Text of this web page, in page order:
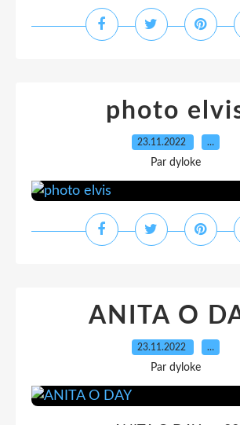
photo
23.11.2022 …
Par dyloke
ANITA O
23.11.2022 …
Par dyloke